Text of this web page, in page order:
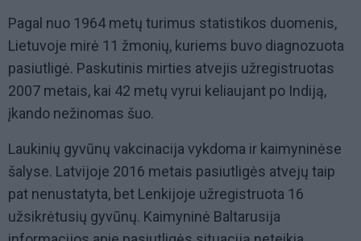
Pagal nuo 1964 metų turimus statistikos duomenis,
Lietuvoje mirė 11 žmonių, kuriems buvo diagnozuota
pasiutligė. Paskutinis mirties atvejis užregistruotas
2007 metais, kai 42 metų vyrui keliaujant po Indiją,
įkando nežinomas šuo.
Laukinių gyvūnų vakcinacija vykdoma ir kaimyninėse
šalyse. Latvijoje 2016 metais pasiutligės atvejų taip
pat nenustatyta, bet Lenkijoje užregistruota 16
užsikrėtusių gyvūnų. Kaimyninė Baltarusija